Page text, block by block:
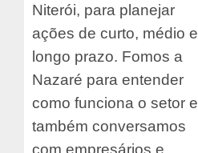
Niterói, para planejar
ações de curto, médio e
longo prazo. Fomos a
Nazaré para entender
como funciona o setor e
também conversamos
com empresários e